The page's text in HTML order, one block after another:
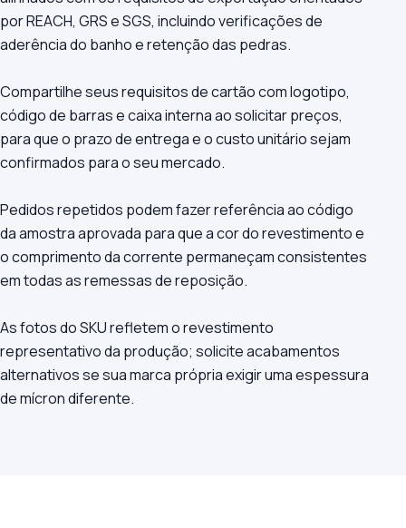
por REACH, GRS e SGS, incluindo verificações de
aderência do banho e retenção das pedras.
Compartilhe seus requisitos de cartão com logotipo,
código de barras e caixa interna ao solicitar preços,
para que o prazo de entrega e o custo unitário sejam
confirmados para o seu mercado.
Pedidos repetidos podem fazer referência ao código
da amostra aprovada para que a cor do revestimento e
o comprimento da corrente permaneçam consistentes
em todas as remessas de reposição.
As fotos do SKU refletem o revestimento
representativo da produção; solicite acabamentos
alternativos se sua marca própria exigir uma espessura
de mícron diferente.